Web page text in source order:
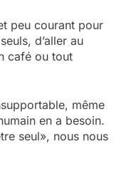
peu courant pour
d’aller au
café ou tout
même
en a besoin.
seul», nous nous